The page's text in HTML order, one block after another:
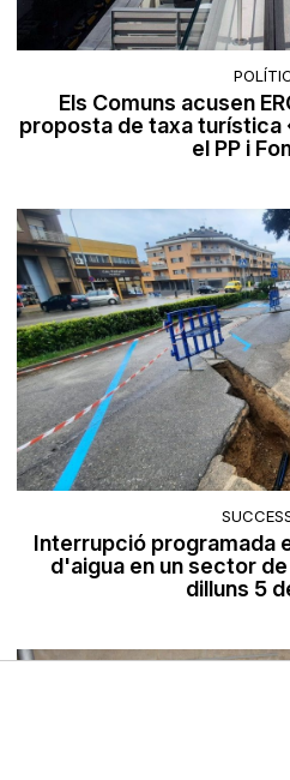
Els Comuns acusen
proposta de taxa turística
el PP i
Interrupció programada
d'aigua en un sector
dilluns 5